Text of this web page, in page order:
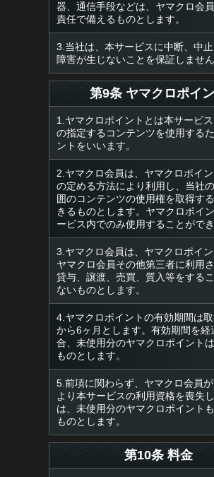
器、通信手段などは、ヤマクロ会
責任で備えるものとします。
3.当社は、本サービスに中断、中
障害が生じないことを保証しません
第9条 ヤマクロポイ
1.ヤマクロポイントとは本サービ
の指定するコンテンツを使用する
ントをいいます。
2.ヤマクロ会員は、ヤマクロポイ
の定める方法により利用し、当社
囲のコンテンツの使用権を取得す
きるものとします。ヤマクロポイ
ービス内でのみ使用することができ
3.ヤマクロ会員は、ヤマクロポイ
ヤマクロ会員その他第三者に利用さ
貸与、譲渡、売買、質入等をする
ないものとします。
4.ヤマクロポイントの有効期間は
から6ヶ月とします。有効期間を経
合、未使用分のヤマクロポイント
ものとします。
5.前項に関わらず、ヤマクロ会員
より本サービスの利用資格を喪失
は、未使用分のヤマクロポイント
ものとします。
第10条 料金